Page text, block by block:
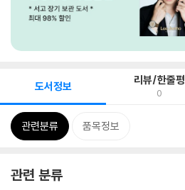
도서정보 리뷰/한줄평
0
관련분류 품목정보
관련 분류